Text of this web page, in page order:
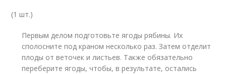
(1 шт.)
Первым делом подготовьте ягоды рябины. Их
сполосните под краном несколько раз. Затем отделит
плоды от веточек и листьев. Также обязательно
переберите ягоды, чтобы, в результате, остались